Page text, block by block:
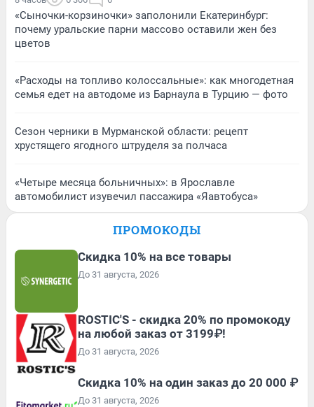
«Сыночки-корзиночки» заполонили Екатеринбург:
почему уральские парни массово оставили жен без
цветов
«Расходы на топливо колоссальные»: как многодетная
семья едет на автодоме из Барнаула в Турцию — фото
Сезон черники в Мурманской области: рецепт
хрустящего ягодного штруделя за полчаса
«Четыре месяца больничных»: в Ярославле
автомобилист изувечил пассажира «Яавтобуса»
ПРОМОКОДЫ
Скидка 10% на все товары
До 31 августа, 2026
ROSTIC'S - скидка 20% по промокоду
на любой заказ от 3199₽!
До 31 августа, 2026
Скидка 10% на один заказ до 20 000 ₽
До 31 августа, 2026